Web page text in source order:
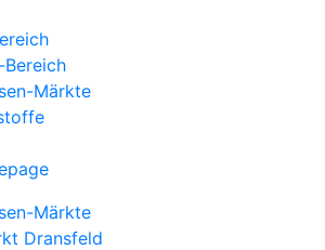
Bereich
Märkte
Märkte
Dransfeld